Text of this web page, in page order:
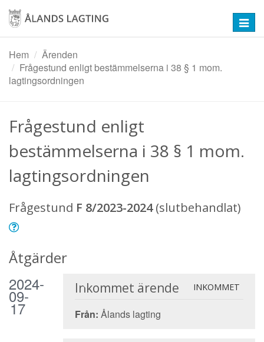
Hoppa
huvudinnehåll
Hem
Ärenden
Frågestund enligt bestämmelserna i 38 § 1 mom.
lagtingsordningen
Frågestund enligt
bestämmelserna i 38 § 1 mom.
lagtingsordningen
Frågestund F 8/2023-2024(slutbehandlat)
Åtgärder
2024-
09-
17
Inkommet ärende INKOMMET
Från: Ålands lagting